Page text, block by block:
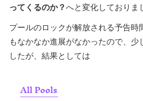
ってくるのか？へと変化しておりま
プールのロックが解放される予告時
もなかなか進展がなかったので、少
したが、結果としては